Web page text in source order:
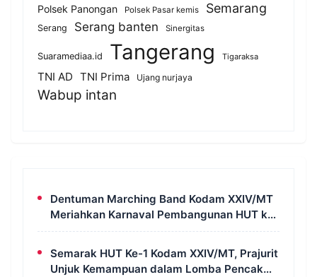
Polsek Panongan Polsek Pasar kemis Semarang
Serang Serang banten Sinergitas
Suaramediaa.id Tangerang Tigaraksa
TNI AD TNI Prima Ujang nurjaya
Wabup intan
Dentuman Marching Band Kodam XXIV/MT
Meriahkan Karnaval Pembangunan HUT ke-
81 RI di Merauke
Semarak HUT Ke-1 Kodam XXIV/MT, Prajurit
Unjuk Kemampuan dalam Lomba Pencak